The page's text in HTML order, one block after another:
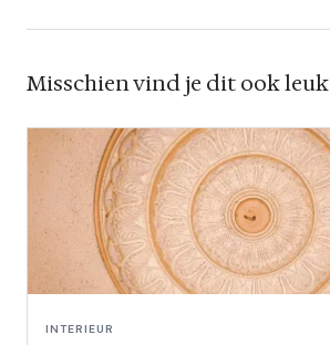
Misschien vind je dit ook leuk
INTERIEUR